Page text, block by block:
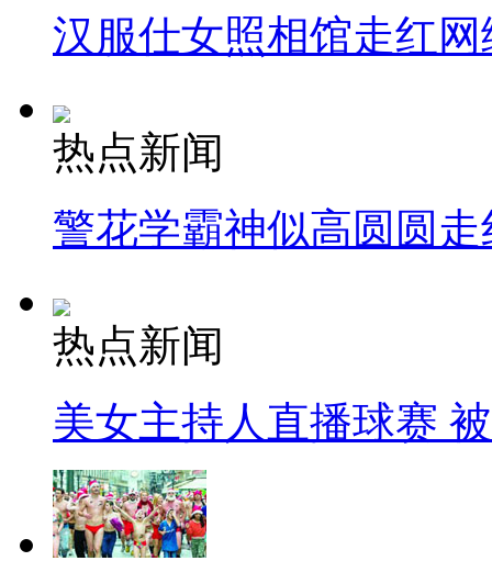
汉服仕女照相馆走红网
热点新闻
警花学霸神似高圆圆走
热点新闻
美女主持人直播球赛